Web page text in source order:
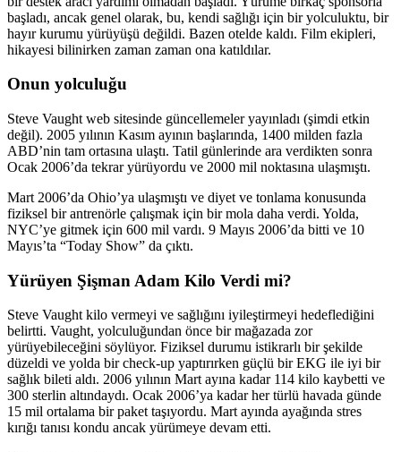
başladı, ancak genel olarak, bu, kendi sağlığı için bir yolculuktu, bir
hayır kurumu yürüyüşü değildi. Bazen otelde kaldı. Film ekipleri,
hikayesi bilinirken zaman zaman ona katıldılar.
Onun yolculuğu
Steve Vaught web sitesinde güncellemeler yayınladı (şimdi etkin
değil). 2005 yılının Kasım ayının başlarında, 1400 milden fazla
ABD’nin tam ortasına ulaştı. Tatil günlerinde ara verdikten sonra
Ocak 2006’da tekrar yürüyordu ve 2000 mil noktasına ulaşmıştı.
Mart 2006’da Ohio’ya ulaşmıştı ve diyet ve tonlama konusunda
fiziksel bir antrenörle çalışmak için bir mola daha verdi. Yolda,
NYC’ye gitmek için 600 mil vardı. 9 Mayıs 2006’da bitti ve 10
Mayıs’ta “Today Show” da çıktı.
Yürüyen Şişman Adam Kilo Verdi mi?
Steve Vaught kilo vermeyi ve sağlığını iyileştirmeyi hedeflediğini
belirtti. Vaught, yolculuğundan önce bir mağazada zor
yürüyebileceğini söylüyor. Fiziksel durumu istikrarlı bir şekilde
düzeldi ve yolda bir check-up yaptırırken güçlü bir EKG ile iyi bir
sağlık bileti aldı. 2006 yılının Mart ayına kadar 114 kilo kaybetti ve
300 sterlin altındaydı. Ocak 2006’ya kadar her türlü havada günde
15 mil ortalama bir paket taşıyordu. Mart ayında ayağında stres
kırığı tanısı kondu ancak yürümeye devam etti.